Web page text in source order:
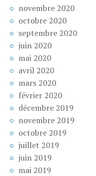
novembre 2020
octobre 2020
septembre 2020
juin 2020
mai 2020
avril 2020
mars 2020
février 2020
décembre 2019
novembre 2019
octobre 2019
juillet 2019
juin 2019
mai 2019